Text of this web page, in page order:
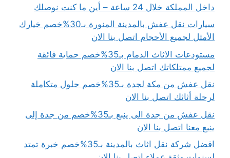
داخل المملكة خلال 24 ساعة – أين ما كنت نوصلك
سيارات نقل عفش بالمدينة المنورة بـ30%خصم خيارك
الأمثل لجميع الأحجام اتصل بنا الان
مستودعات الاثاث الدمام بـ35%خصم حماية فائقة
لجميع ممتلكاتك اتصل بنا الان
نقل عفش من مكة لجدة بـ35%خصم حلول متكاملة
لرحلة أثاثك اتصل بنا الان
نقل عفش من جدة الى ينبع بـ35%خصم من جدة إلى
ينبع معنا اتصل بنا الان
افضل شركة نقل اثاث بالمدينة بـ35%خصم خبرة تمتد